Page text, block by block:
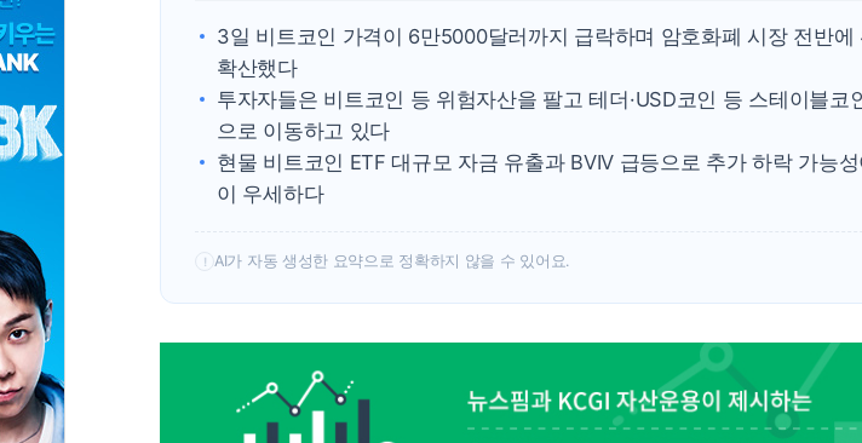
폭염 누그러
사우디·튀르
신길동 신축
용산공원·그
3일 비트코인 가격이 6만5000달러까지 급락하며 암호화폐 시장 전반에
확산했다
투자자들은 비트코인 등 위험자산을 팔고 테더·USD코인 등 스테이블코
으로 이동하고 있다
현물 비트코인 ETF 대규모 자금 유출과 BVIV 급등으로 추가 하락 가능
이 우세하다
! AI가 자동 생성한 요약으로 정확하지 않을 수 있어요.